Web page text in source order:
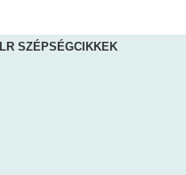
LR SZÉPSÉGCIKKEK